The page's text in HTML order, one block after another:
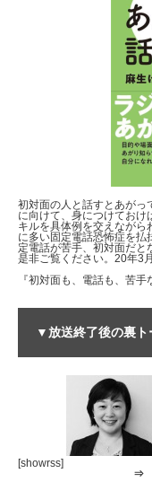
初対面の人と話すとあがっ
に向けて、身につけておけ
キルを具体例を交えなが
に多い固定電話恐怖症を払
定電話が苦手、初対面だと
是非ご覧ください。20年3
『初対面も、電話も、苦
▼放送終了後の裏ト
[showrss]
⇒